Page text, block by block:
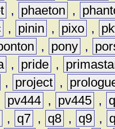
, phaeton ,
, pinin , pixo ,
, pony ,
, pride ,
, project ,
pv444 , pv445 ,
, q7 , q8 , q9 ,